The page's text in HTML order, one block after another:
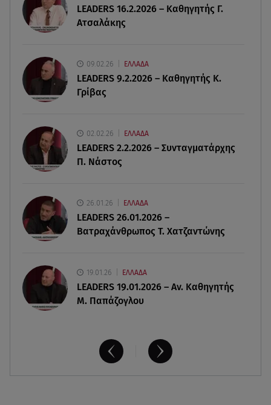
από τα λιμάνια της Αττικής
σπηλιά - Φωτογραφίες από το σημείο
08.08.26 , 13:11
08.08.26 , 13:07
Σέρρες: Απόσπαση προσοχής ή απειρία πίσω από
το φονικό τροχαίο
08.08.26 , 13:06
MG Motor Greece: «Απογειώνεται» στο Athens
Flying Week 2026
LEADERS 16.2.2026 – Καθηγητής Γ.
Ατσαλάκης
09.02.26 ΕΛΛΑΔΑ
LEADERS 9.2.2026 – Καθηγητής Κ.
Γρίβας
02.02.26 ΕΛΛΑΔΑ
LEADERS 2.2.2026 – Συνταγματάρχης
Π. Νάστος
26.01.26 ΕΛΛΑΔΑ
LEADERS 26.01.2026 –
Βατραχάνθρωπος Τ. Χατζαντώνης
19.01.26 ΕΛΛΑΔΑ
LEADERS 19.01.2026 – Αν. Καθηγητής
Μ. Παπάζογλου